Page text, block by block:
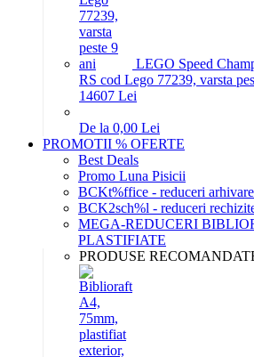
LEGO Speed
RS cod Lego 77239, varsta
14607 Lei
De la 0,00 Lei
PROMOTII % OFERTE
Best Deals
Promo Luna Pisicii
BCKt%ffice - reduceri
BCK2sch%l - reduceri
MEGA-REDUCERI
PLASTIFIATE
PRODUSE